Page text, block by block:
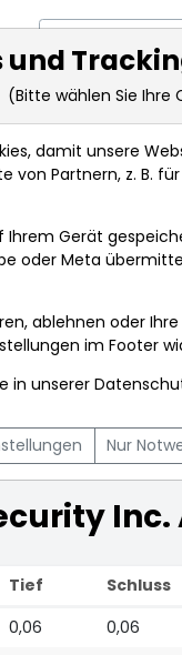
Market Tools
NACHRICHTEN
Inc.
Tief Schluss
0,06 0,06
und
(Bitte wählen Sie Ihre
damit unsere
von Partnern, z. B.
Gerät
oder Meta
ablehnen oder
im Footer
in unserer
Nur